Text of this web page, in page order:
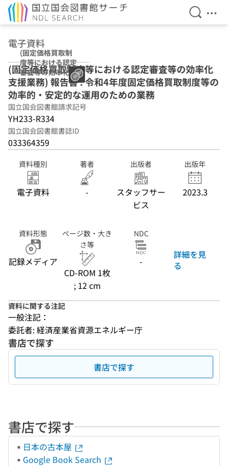
検索を
メ
電子資料
(固定価格買取制
度等における認定
審査等の効率化支
援業務) 報告書 :
令和4年度固定価
格買取制度等の効
率的・安定的な運
用のための業務
(固定価格買取制度等における認定審査等の効率化
支援業務) 報告書 : 令和4年度固定価格買取制度等の
効率的・安定的な運用のための業務
国立国会図書館請求記号
YH233-R334
国立国会図書館書誌ID
033364359
資料種別
電子資料
著者
-
出版者
スタッフサー
ビス
出版年
2023.3
資料形態
記録メディア
ページ数・大き
さ等
CD-ROM 1枚
; 12 cm
NDC
-
詳細を見
る
資料に関する注記
一般注記：
委託者: 経済産業省資源エネルギー庁
書店で探す
書店で探す
書店で探す
日本の古本屋
Google Book Search